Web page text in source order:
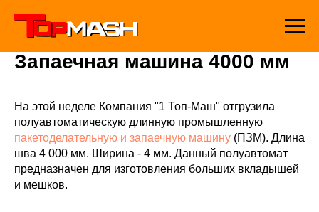
Запаечная машина 4000 мм
На этой неделе Компания "1 Топ-Маш" отгрузила
полуавтоматическую длинную промышленную
пакетоделательную и запаечную машину (ПЗМ). Длина
шва 4 000 мм. Ширина - 4 мм. Данный полуавтомат
предназначен для изготовления больших вкладышей
и мешков.